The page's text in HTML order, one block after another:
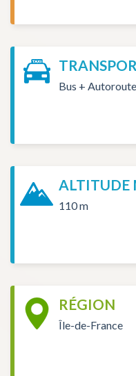
Bus + Autoroute
ALTITUDE
110 m
RÉGION
Île-de-France